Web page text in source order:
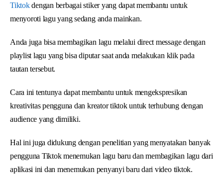
Tiktokdengan berbagai stiker yang dapat membantu untuk
menyoroti lagu yang sedang anda mainkan.
Anda juga bisa membagikan lagu melalui direct message dengan
playlist lagu yang bisa diputar saat anda melakukan klik pada
tautan tersebut.
Cara ini tentunya dapat membantu untuk mengekspresikan
kreativitas pengguna dan kreator tiktok untuk terhubung dengan
audience yang dimiliki.
Hal ini juga didukung dengan penelitian yang menyatakan banyak
pengguna Tiktok menemukan lagu baru dan membagikan lagu dari
aplikasi ini dan menemukan penyanyi baru dari video tiktok.